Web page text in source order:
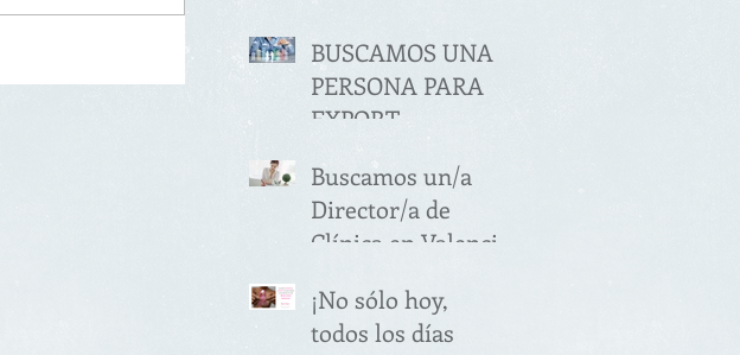
BUSCAMOS UNA
PERSONA PARA
EXPORT
SECTOR
ALIMENTACIÓN
(VALENCIA)
Buscamos un/a
Director/a de
Clínica en Valencia
¡No sólo hoy,
todos los días